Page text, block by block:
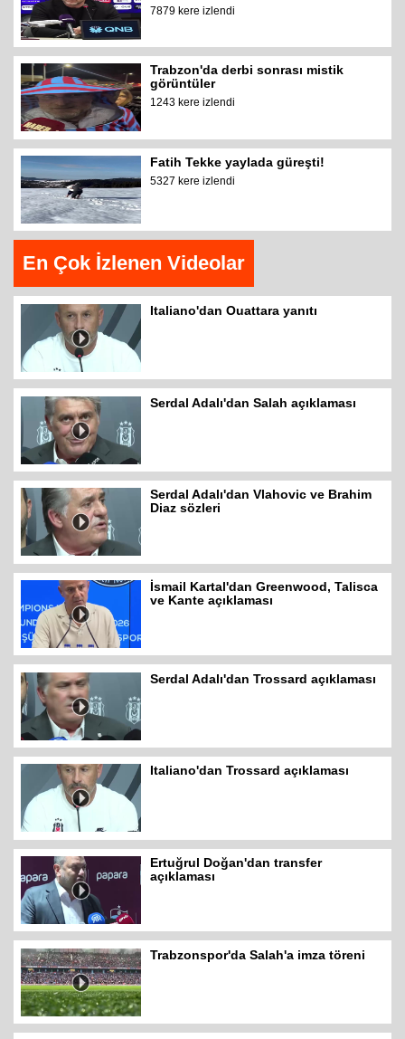
7879 kere izlendi
Trabzon'da derbi sonrası mistik
görüntüler
1243 kere izlendi
Fatih Tekke yaylada güreşti!
5327 kere izlendi
En Çok İzlenen Videolar
Italiano'dan Ouattara yanıtı
Serdal Adalı'dan Salah açıklaması
Serdal Adalı'dan Vlahovic ve Brahim
Diaz sözleri
İsmail Kartal'dan Greenwood, Talisca
ve Kante açıklaması
Serdal Adalı'dan Trossard açıklaması
Italiano'dan Trossard açıklaması
Ertuğrul Doğan'dan transfer
açıklaması
Trabzonspor'da Salah'a imza töreni